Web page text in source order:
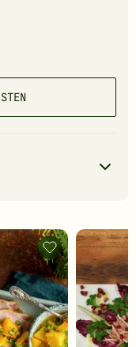
267kcal
8g
25g
22g
Juleskinke
med
chiliappelsin
-
legg
til
favoritter